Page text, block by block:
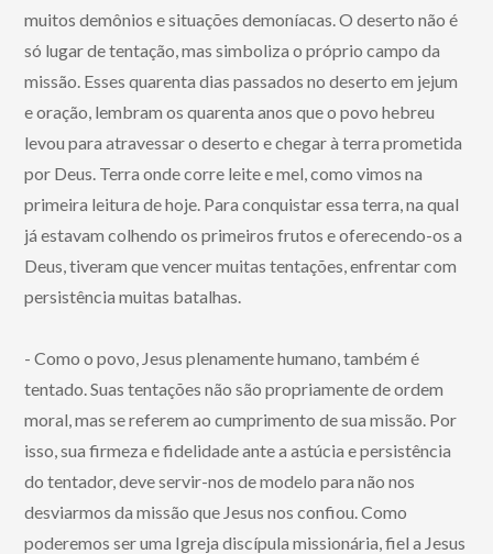
muitos demônios e situações demoníacas. O deserto não é
só lugar de tentação, mas simboliza o próprio campo da
missão. Esses quarenta dias passados no deserto em jejum
e oração, lembram os quarenta anos que o povo hebreu
levou para atravessar o deserto e chegar à terra prometida
por Deus. Terra onde corre leite e mel, como vimos na
primeira leitura de hoje. Para conquistar essa terra, na qual
já estavam colhendo os primeiros frutos e oferecendo-os a
Deus, tiveram que vencer muitas tentações, enfrentar com
persistência muitas batalhas.
- Como o povo, Jesus plenamente humano, também é
tentado. Suas tentações não são propriamente de ordem
moral, mas se referem ao cumprimento de sua missão. Por
isso, sua firmeza e fidelidade ante a astúcia e persistência
do tentador, deve servir-nos de modelo para não nos
desviarmos da missão que Jesus nos confiou. Como
poderemos ser uma Igreja discípula missionária, fiel a Jesus